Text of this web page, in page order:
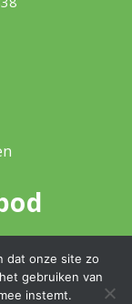
dat onze site zo
gebruiken van
instemt.